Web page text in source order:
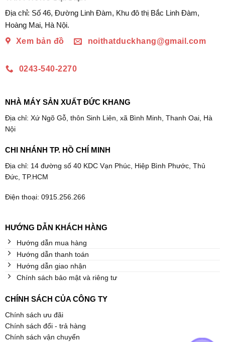
Địa chỉ: Số 46, Đường Linh Đàm, Khu đô thị Bắc Linh Đàm,
Hoàng Mai, Hà Nội.
Xem bản đồ
noithatduckhang@gmail.com
0243-540-2270
NHÀ MÁY SẢN XUẤT ĐỨC KHANG
Địa chỉ: Xứ Ngõ Gỗ, thôn Sinh Liên, xã Bình Minh, Thanh Oai, Hà
Nội
CHI NHÁNH TP. HỒ CHÍ MINH
Địa chỉ: 14 đường số 40 KDC Vạn Phúc, Hiệp Bình Phước, Thủ
Đức, TP.HCM
Điện thoại: 0915.256.266
HƯỚNG DẪN KHÁCH HÀNG
Hướng dẫn mua hàng
Hướng dẫn thanh toán
Hướng dẫn giao nhận
Chính sách bảo mật và riêng tư
CHÍNH SÁCH CỦA CÔNG TY
Chính sách ưu đãi
Chính sách đổi - trả hàng
Chính sách vận chuyển